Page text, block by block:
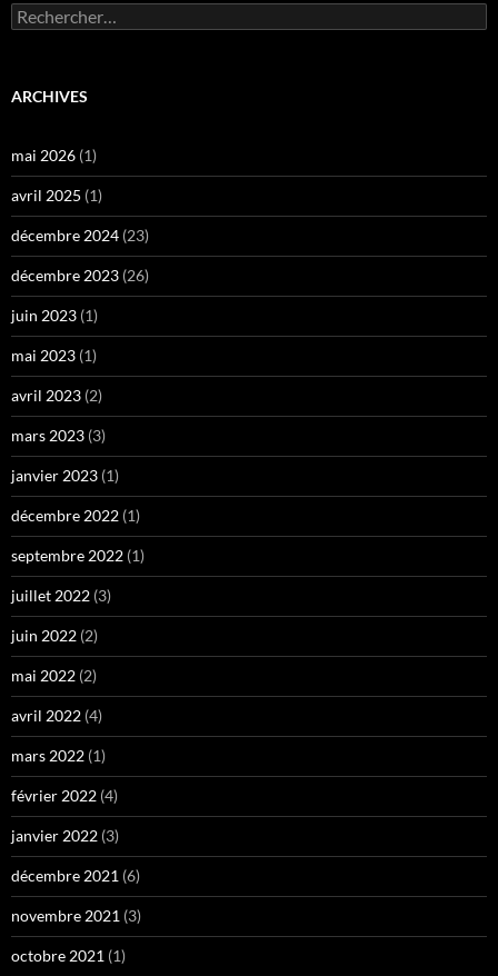
Rechercher :
ARCHIVES
mai 2026 (1)
avril 2025 (1)
décembre 2024 (23)
décembre 2023 (26)
juin 2023 (1)
mai 2023 (1)
avril 2023 (2)
mars 2023 (3)
janvier 2023 (1)
décembre 2022 (1)
septembre 2022 (1)
juillet 2022 (3)
juin 2022 (2)
mai 2022 (2)
avril 2022 (4)
mars 2022 (1)
février 2022 (4)
janvier 2022 (3)
décembre 2021 (6)
novembre 2021 (3)
octobre 2021 (1)